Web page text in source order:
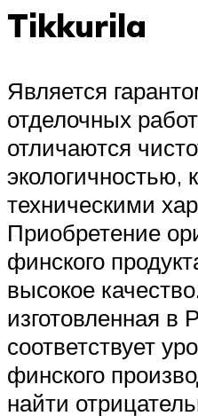
Tikkurila
Является
отделочных
отличаются
техническими
Приобретение
финского
высокое
изготовленная в
соответствует
финского
найти